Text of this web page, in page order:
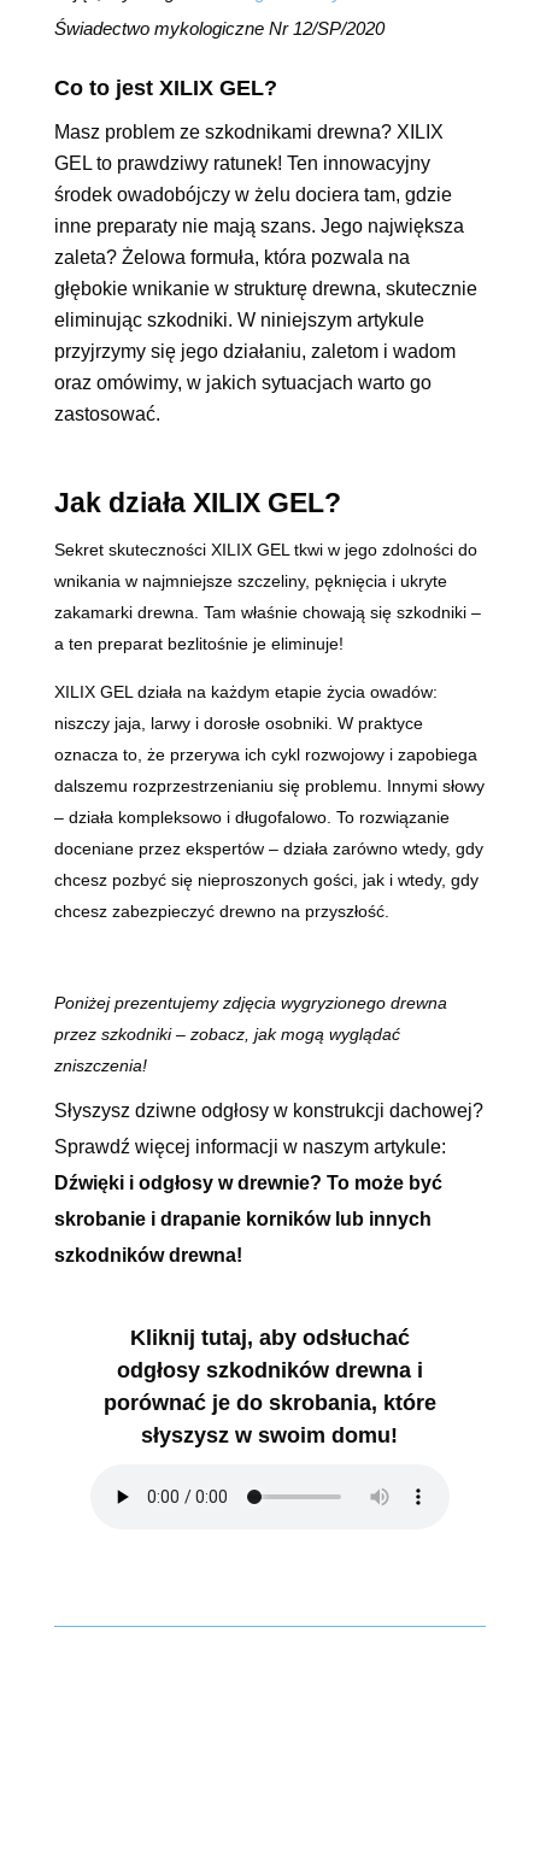
Świadectwo mykologiczne Nr 12/SP/2020
Co to jest XILIX GEL?
Masz problem ze szkodnikami drewna? XILIX
GEL to prawdziwy ratunek! Ten innowacyjny
środek owadobójczy w żelu dociera tam, gdzie
inne preparaty nie mają szans. Jego największa
zaleta? Żelowa formuła, która pozwala na
głębokie wnikanie w strukturę drewna, skutecznie
eliminując szkodniki. W niniejszym artykule
przyjrzymy się jego działaniu, zaletom i wadom
oraz omówimy, w jakich sytuacjach warto go
zastosować.
Jak działa XILIX GEL?
Sekret skuteczności XILIX GEL tkwi w jego zdolności do
wnikania w najmniejsze szczeliny, pęknięcia i ukryte
zakamarki drewna. Tam właśnie chowają się szkodniki –
a ten preparat bezlitośnie je eliminuje!
XILIX GEL działa na każdym etapie życia owadów:
niszczy jaja, larwy i dorosłe osobniki. W praktyce
oznacza to, że przerywa ich cykl rozwojowy i zapobiega
dalszemu rozprzestrzenianiu się problemu. Innymi słowy
– działa kompleksowo i długofalowo. To rozwiązanie
doceniane przez ekspertów – działa zarówno wtedy, gdy
chcesz pozbyć się nieproszonych gości, jak i wtedy, gdy
chcesz zabezpieczyć drewno na przyszłość.
Poniżej prezentujemy zdjęcia wygryzionego drewna
przez szkodniki– zobacz, jak mogą wyglądać
zniszczenia!
Słyszysz dziwne odgłosy w konstrukcji dachowej?
Sprawdź więcej informacji w naszym artykule:
Dźwięki i odgłosy w drewnie? To może być
skrobanie i drapanie korników lub innych
szkodników drewna!
Kliknij tutaj, aby odsłuchać
odgłosy szkodników drewna i
porównać je do skrobania, które
słyszysz w swoim domu!